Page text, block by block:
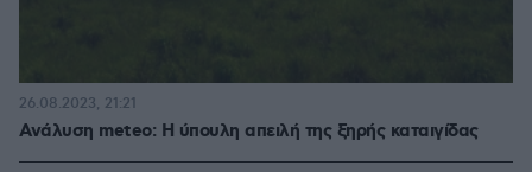
Ανάλυση meteo: Η ύπουλη απειλή της ξηρής καταιγίδας
26.08.2023, 21:21